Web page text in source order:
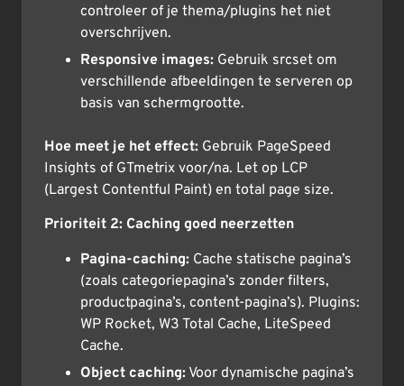
controleer of je thema/plugins het niet
overschrijven.
Responsive images: Gebruik srcset om
verschillende afbeeldingen te serveren op
basis van schermgrootte.
Hoe meet je het effect: Gebruik PageSpeed
Insights of GTmetrix voor/na. Let op LCP
(Largest Contentful Paint) en total page size.
Prioriteit 2: Caching goed neerzetten
Pagina-caching: Cache statische pagina’s
(zoals categoriepagina’s zonder filters,
productpagina’s, content-pagina’s). Plugins:
WP Rocket, W3 Total Cache, LiteSpeed
Cache.
Object caching: Voor dynamische pagina’s